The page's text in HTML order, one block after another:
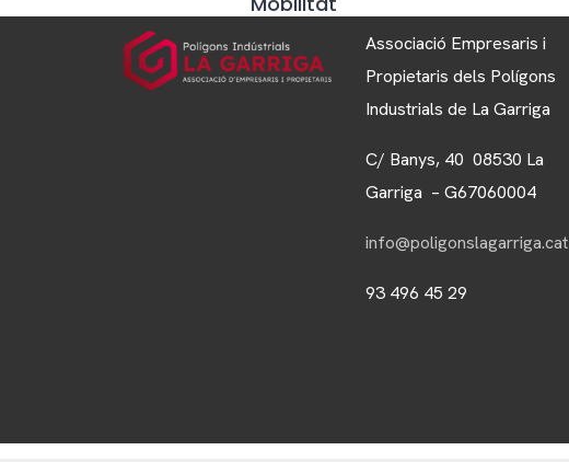
Associació Empresaris i
Propietaris dels Polígons
Industrials de La Garriga
C/ Banys, 40 08530 La
Garriga – G67060004
info@poligonslagarriga.cat
93 496 45 29